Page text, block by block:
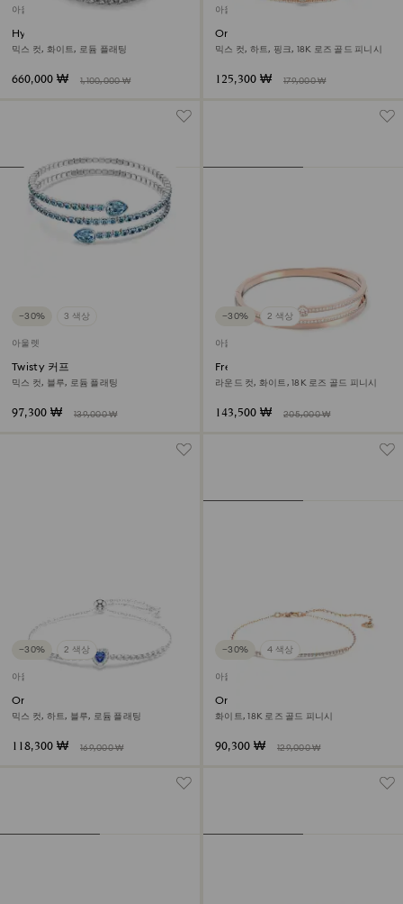
아울렛
Hyperbola 커프
믹스 컷, 화이트, 로듐 플래팅
660,000 ₩ 1,100,000 ₩
아울렛
One 브레이슬릿
믹스 컷, 하트, 핑크, 18K 로즈 골드 피니시
125,300 ₩ 179,000 ₩
−30% 3 색상
아울렛
Twisty 커프
믹스 컷, 블루, 로듐 플래팅
97,300 ₩ 139,000 ₩
−30% 2 색상
아울렛
Fresh 뱅글
라운드 컷, 화이트, 18K 로즈 골드 피니시
143,500 ₩ 205,000 ₩
−30% 2 색상
아울렛
One 브레이슬릿
믹스 컷, 하트, 블루, 로듐 플래팅
118,300 ₩ 169,000 ₩
−30% 4 색상
아울렛
Only 브레이슬릿
화이트, 18K 로즈 골드 피니시
90,300 ₩ 129,000 ₩